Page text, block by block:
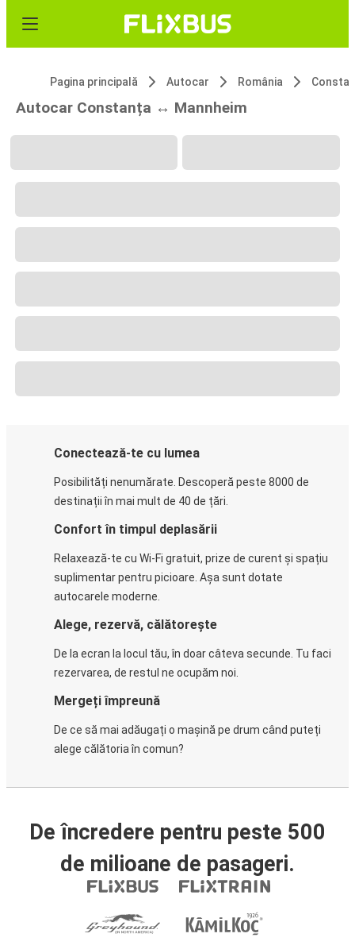
Pagina principală Autocar România
Autocar Constanța ↔ Mannheim
Conectează-te cu lumea
Posibilități nenumărate. Descoperă peste 8000 de
destinații în mai mult de 40 de țări.
Confort în timpul deplasării
Relaxează-te cu Wi-Fi gratuit, prize de curent și spațiu
suplimentar pentru picioare. Așa sunt dotate
autocarele moderne.
Alege, rezervă, călătorește
De la ecran la locul tău, în doar câteva secunde. Tu faci
rezervarea, de restul ne ocupăm noi.
Mergeți împreună
De ce să mai adăugați o mașină pe drum când puteți
alege călătoria în comun?
De încredere pentru peste 500
de milioane de pasageri.